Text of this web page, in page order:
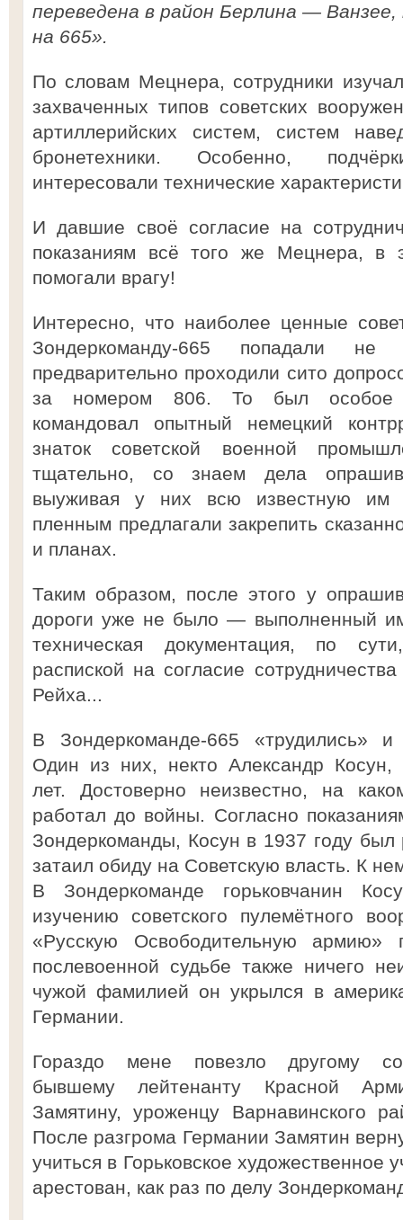
переведена в район Берлина —
на 665».
По словам Мецнера, сотрудники
захваченных типов советских
артиллерийских систем, систем
бронетехники. Особенно,
интересовали технические
И давшие своё согласие на
показаниям всё того же Мецнера, в
помогали врагу!
Интересно, что наиболее ценные
Зондеркоманду-665 попадали
предварительно проходили сито
за номером 806. То был особое
командовал опытный немецкий
знаток советской военной
тщательно, со знаем дела
выуживая у них всю известную им
пленным предлагали закрепить
и планах.
Таким образом, после этого у
дороги уже не было — выполненный
техническая документация, по
распиской на согласие
Рейха...
В Зондеркоманде-665 «трудились» и
Один из них, некто Александр Косун,
лет. Достоверно неизвестно, на
работал до войны. Согласно
Зондеркоманды, Косун в 1937 году был
затаил обиду на Советскую власть. К
В Зондеркоманде горьковчанин
изучению советского пулемётного
«Русскую Освободительную
послевоенной судьбе также ничего
чужой фамилией он укрылся в
Германии.
Гораздо мене повезло другому
бывшему лейтенанту Красной
Замятину, уроженцу Варнавинского
После разгрома Германии Замятин
учиться в Горьковское
арестован, как раз по делу